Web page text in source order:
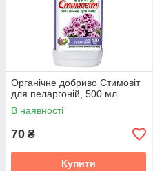
Органічне добриво Стимовіт
для пеларгоній, 500 мл
В наявності
70 ₴
Купити